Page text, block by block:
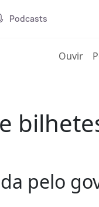
Podcasts
Ouvir
pelo